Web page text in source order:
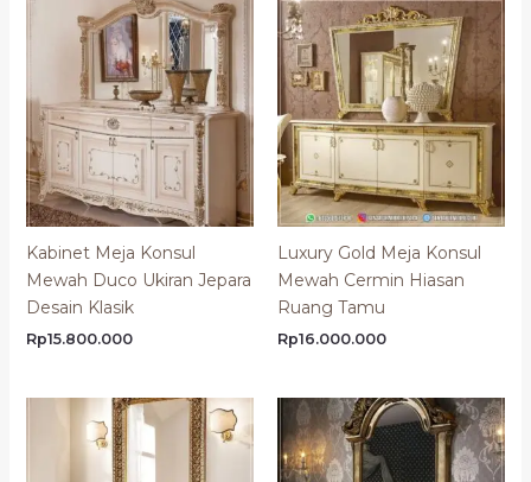
Kabinet Meja Konsul
Mewah Duco Ukiran Jepara
Desain Klasik
Rp15.800.000
Luxury Gold Meja Konsul
Mewah Cermin Hiasan
Ruang Tamu
Rp16.000.000